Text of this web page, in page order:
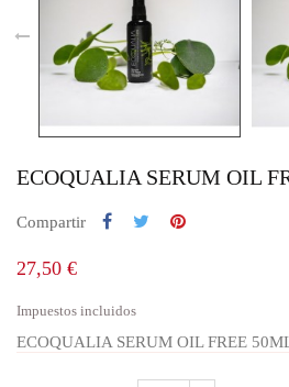
ECOQUALIA SERUM OIL
Compartir
27,50 €
Impuestos incluidos
ECOQUALIA SERUM OIL FREE